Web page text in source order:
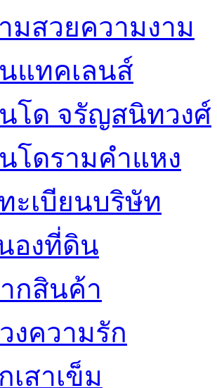
มสวยความงาม
แทคเลนส์
โด จรัญสนิทวงศ์
โดรามคำแหง
ะเบียนบริษัท
องที่ดิน
กสินค้า
งความรัก
เสาเข็ม